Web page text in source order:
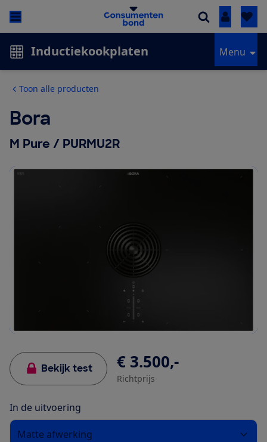
Inloggen
Inductiekookplaten Menu
Toon alle producten
Bora
M Pure / PURMU2R
Bekijk test € 3.500,-
Richtprijs
In de uitvoering
Matte afwerking